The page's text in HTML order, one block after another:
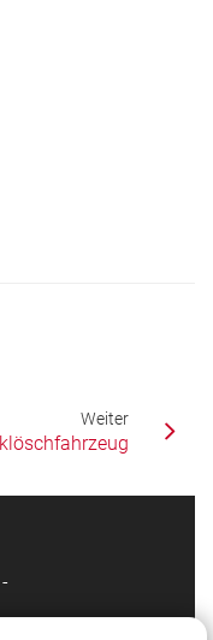
Weiter